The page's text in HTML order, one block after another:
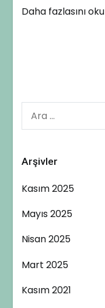
Daha fazlasını oku
Arşivler
Kasım 2025
Mayıs 2025
Nisan 2025
Mart 2025
Kasım 2021